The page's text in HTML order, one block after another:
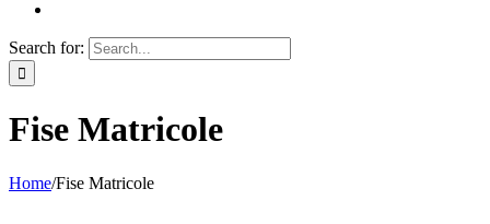
Search for:
Fise Matricole
Home/Fise Matricole